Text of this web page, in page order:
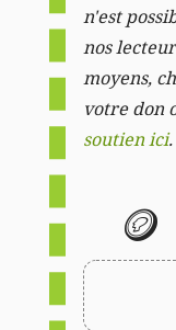
n'est
nos
moyens,
votre don
soutien ici
🪙